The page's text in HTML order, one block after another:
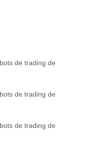
de trading de
de trading de
de trading de